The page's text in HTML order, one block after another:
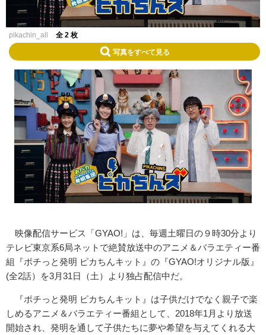
pikachin_all 全 2 枚
写真をすべて見る
映像配信サービス「GYAO!」は、 毎週土曜日の９時30分より
テレビ東京系6局ネットで絶賛放送中のアニメ＆バラエティー番
組『ポチっと発明 ピカちんキット』の『GYAO!オリジナル版』
(全2話）
を3月31日（土）より独占配信中だ。
『ポチっと発明 ピカちんキット』は子供だけでなく親子で楽
しめるアニメ＆バラエティー番組として、2018年1月より放送
開始され、発明を通して子供たちに夢や希望を与えてくれる大